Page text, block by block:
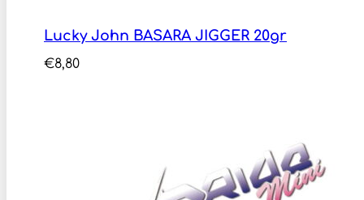
Lucky John BASARA JIGGER 20gr
€8,80